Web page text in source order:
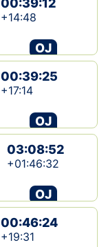
00:39:12
+14:48
OJ
00:39:25
+17:14
OJ
03:08:52
+01:46:32
OJ
00:46:24
+19:31